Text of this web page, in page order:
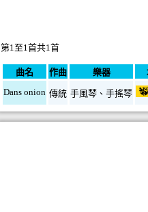
第1至1首共1首
曲名 作曲 樂器
Dans onion 傳統 手風琴 、手搖琴